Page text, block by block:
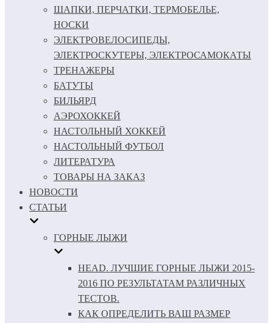
ШАПКИ, ПЕРЧАТКИ, ТЕРМОБЕЛЬЕ,
НОСКИ
ЭЛЕКТРОВЕЛОСИПЕДЫ,
ЭЛЕКТРОСКУТЕРЫ, ЭЛЕКТРОСАМОКАТЫ
ТРЕНАЖЕРЫ
БАТУТЫ
БИЛЬЯРД
АЭРОХОККЕЙ
НАСТОЛЬНЫЙ ХОККЕЙ
НАСТОЛЬНЫЙ ФУТБОЛ
ЛИТЕРАТУРА
ТОВАРЫ НА ЗАКАЗ
НОВОСТИ
СТАТЬИ
ГОРНЫЕ ЛЫЖИ
HEAD. ЛУЧШИЕ ГОРНЫЕ ЛЫЖИ 2015-
2016 ПО РЕЗУЛЬТАТАМ РАЗЛИЧНЫХ
ТЕСТОВ.
КАК ОПРЕДЕЛИТЬ ВАШ РАЗМЕР